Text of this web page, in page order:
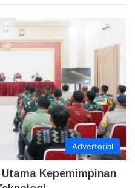
Advertorial
Kepemimpinan